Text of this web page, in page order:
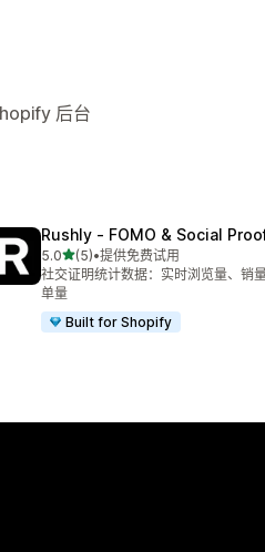
后台
Rushly ‑ FOMO & Social
5.0星（满分 5 星）
(5)
总共 5 条评论
•提供免费试用
社交证明统计数据：实时浏览量、销
单量
Built for Shopify